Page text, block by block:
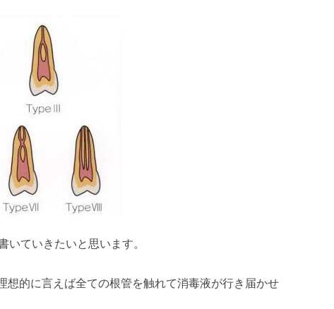
ていきたいと思います。
想的に言えば全ての根管を触れて消毒液が行き届かせ